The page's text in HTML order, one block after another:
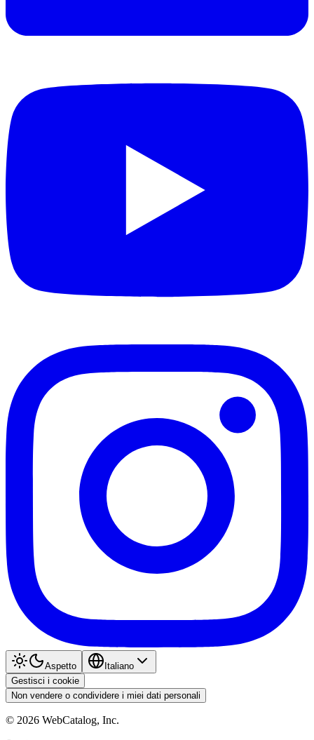
Aspetto
Italiano
Gestisci i cookie
Non vendere o condividere i miei dati personali
© 2026 WebCatalog, Inc.